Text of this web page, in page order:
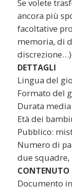
Se volete
ancora più
facoltative
memoria, di
DETTAGLI
Lingua del
Formato del
Durata
Età dei
Pubblico:
Numero di
due
CONTENUTO
Documento